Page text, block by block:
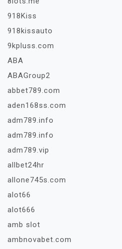
918Kiss
918kissauto
9kpluss.com
ABA
ABAGroup2
abbet789.com
aden168ss.com
adm789.info
adm789.info
adm789.vip
allbet24hr
allone745s.com
alot66
alot666
amb slot
ambnovabet.com